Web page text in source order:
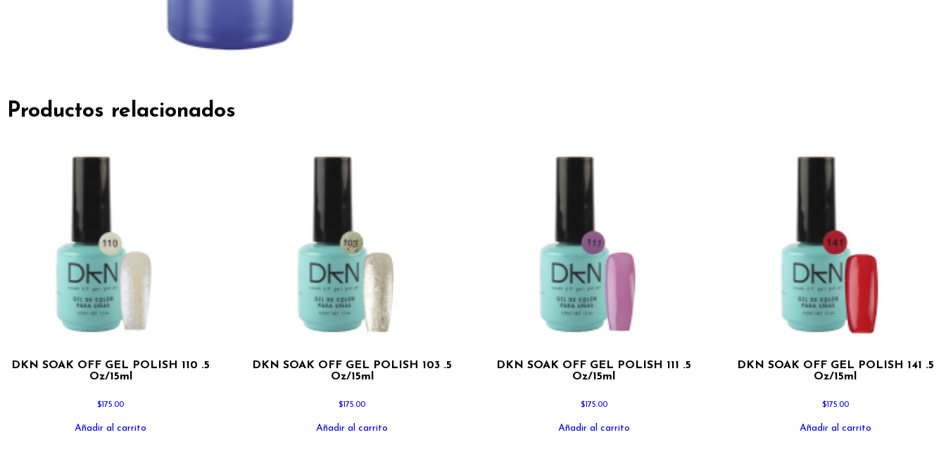
Productos relacionados
DKN SOAK OFF GEL POLISH 110 .5
Oz/15ml
$ 175.00
Añadir al carrito
DKN SOAK OFF GEL POLISH 103 .5
Oz/15ml
$ 175.00
Añadir al carrito
DKN SOAK OFF GEL POLISH 111 .5
Oz/15ml
$175.00
Añadir al carrito
DKN SOAK OFF GEL POLISH 141 .5
Oz/15ml
$175.00
Añadir al carrito